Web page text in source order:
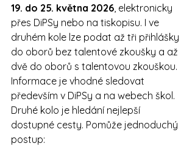
19. do 25. května 2026 , elektronicky
přes DiPSy nebo na tiskopisu. I ve
druhém kole lze podat až tři přihlášky
do oborů bez talentové zkoušky a až
dvě do oborů s talentovou zkouškou.
Informace je vhodné sledovat
především v DiPSy a na webech škol.
Druhé kolo je hledání nejlepší
dostupné cesty. Pomůže jednoduchý
postup: